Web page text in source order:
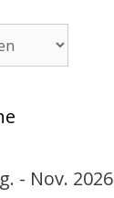
- Nov. 2026